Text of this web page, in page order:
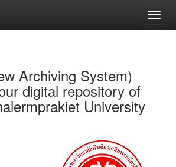
Archiving System)
digital repository of
University